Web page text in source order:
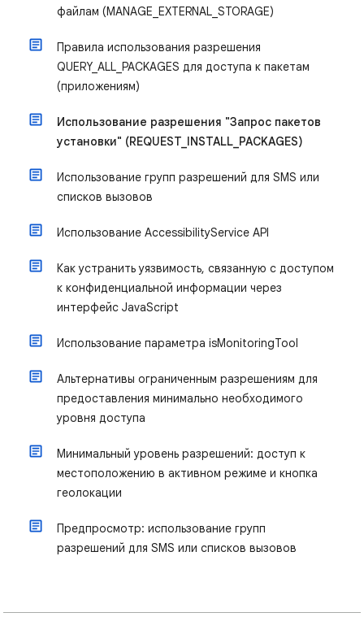
файлам (MANAGE_EXTERNAL_STORAGE)
Правила использования разрешения
QUERY_ALL_PACKAGES для доступа к пакетам
(приложениям)
Использование разрешения "Запрос пакетов
установки" (REQUEST_INSTALL_PACKAGES)
Использование групп разрешений для SMS или
списков вызовов
Использование AccessibilityService API
Как устранить уязвимость, связанную с доступом
к конфиденциальной информации через
интерфейс JavaScript
Использование параметра isMonitoringTool
Альтернативы ограниченным разрешениям для
предоставления минимально необходимого
уровня доступа
Минимальный уровень разрешений: доступ к
местоположению в активном режиме и кнопка
геолокации
Предпросмотр: использование групп
разрешений для SMS или списков вызовов